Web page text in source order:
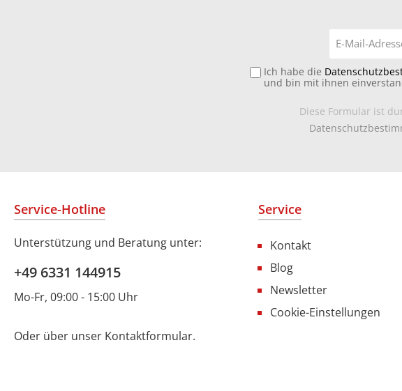
Ich habe die
und bin mit ihnen
Diese Formular ist
Service-Hotline
Unterstützung und Beratung unter:
+49 6331 144915
Mo-Fr, 09:00 - 15:00 Uhr
Oder über unser Kontaktformular.
Service
Kontakt
Blog
Newsletter
Cookie-Einstellungen